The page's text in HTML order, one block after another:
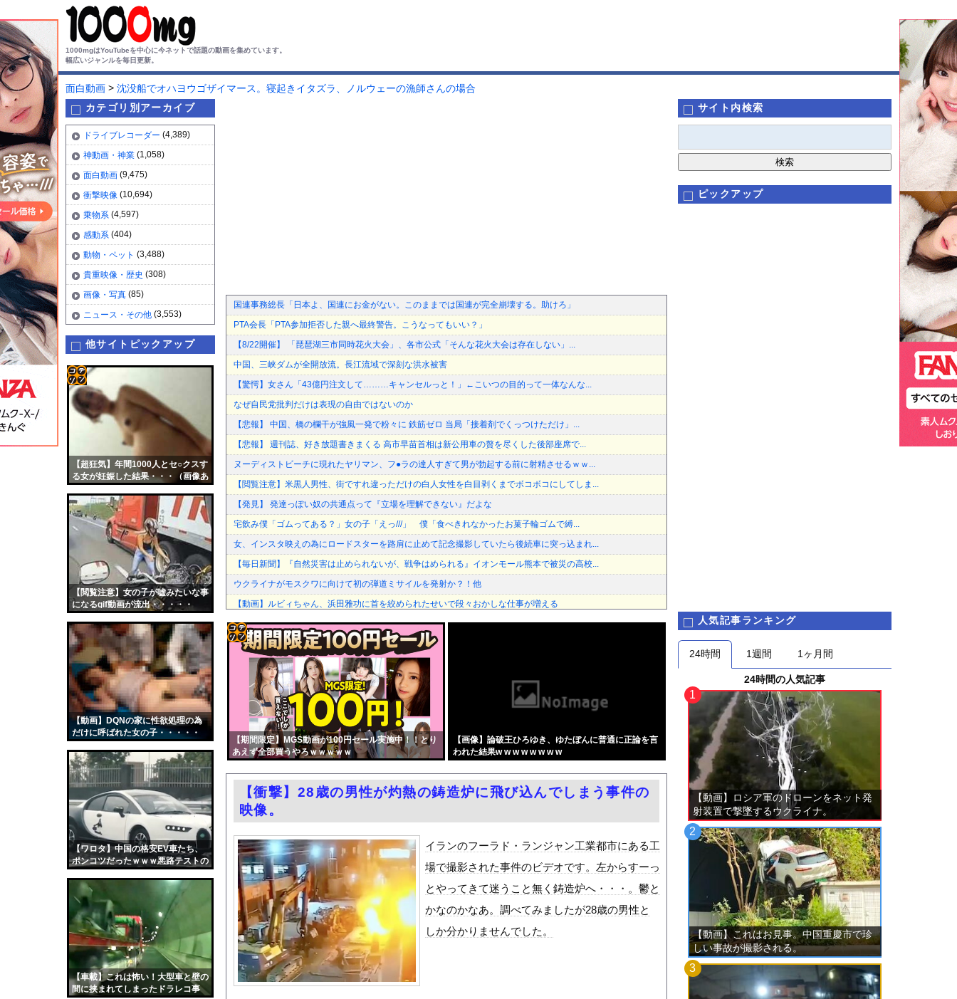
1000mgはYouTubeを中心に今ネットで話題の動画を集めています。
幅広いジャンルを毎日更新。
面白動画 > 沈没船でオハヨウゴザイマース。寝起きイタズラ、ノルウェーの漁師さんの場合
カテゴリ別アーカイブ
ドライブレコーダー (4,389)
神動画・神業 (1,058)
面白動画 (9,475)
衝撃映像 (10,694)
乗物系 (4,597)
感動系 (404)
動物・ペット (3,488)
貴重映像・歴史 (308)
画像・写真 (85)
ニュース・その他 (3,553)
他サイトピックアップ
【超狂気】年間1000人とセ○クスす
る女が妊娠した結果・・・（画像あ
【閲覧注意】女の子が嘘みたいな事
になるgif動画が流出・・・・・
【動画】DQNの家に性欲処理の為
だけに呼ばれた女の子・・・・・
【ワロタ】中国の格安EV車たち、
ポンコツだったｗｗｗ悪路テストの
【車載】これは怖い！大型車と壁の
間に挟まれてしまったドラレコ事
コテ
リン
定リ
ンク
自動
更新
ツー
ル
国連事務総長「日本よ、国連にお金がない。このままでは国連が完全崩壊する。助けろ」
PTA会長「PTA参加拒否した親へ最終警告。こうなってもいい？」
【8/22開催】 「琵琶湖三市同時花火大会」、各市公式「そんな花火大会は存在しない」...
中国、三峡ダムが全開放流。長江流域で深刻な洪水被害
【驚愕】女さん「43億円注文して………キャンセルっと！」←こいつの目的って一体なんな...
なぜ自民党批判だけは表現の自由ではないのか
【悲報】 中国、橋の欄干が強風一発で粉々に 鉄筋ゼロ 当局「接着剤でくっつけただけ」...
【悲報】 週刊誌、好き放題書きまくる 高市早苗首相は新公用車の贅を尽くした後部座席で...
ヌーディストビーチに現れたヤリマン、フ●ラの達人すぎて男が勃起する前に射精させるｗｗ...
【閲覧注意】米黒人男性、街ですれ違っただけの白人女性を白目剥くまでボコボコにしてしま...
【発見】 発達っぽい奴の共通点って『立場を理解できない』だよな
宅飲み僕「ゴムってある？」女の子「えっ///」 僕「食べきれなかったお菓子輪ゴムで縛...
女、インスタ映えの為にロードスターを路肩に止めて記念撮影していたら後続車に突っ込まれ...
【毎日新聞】『自然災害は止められないが、戦争はめられる』イオンモール熊本で被災の高校...
ウクライナがモスクワに向けて初の弾道ミサイルを発射か？！他
【動画】ルビィちゃん、浜田雅功に首を絞められたせいで段々おかしな仕事が増える
ウクライナがモスクワに向けて初の弾道ミサイルを発射か？！
ジャンポケ斉藤に見る量刑7年の重さ、殺してしまい傷害致死罪を狙う方が量刑的には軽いと...
【画像】瞬間-26℃冷却のベルトファンが今なら4,980円ｗｗｗｗｗｗ
高市内閣の方針に反対した自民党議員9人のリストが話題に、「岩屋はどこへ行った？」との...
【長野】安曇野市と大町市で土砂崩落 山中の道路が寸断 宿泊客や登山客など計400人近...
【悲報】テレ東の若手女子アナ「国民が勝手に我々取材陣にカメラを向けるな！」→何様のつ...
女子プロレスラーさん、地上波番組で胸元ぱっくり・・・（※画像あり）
【画像】ショートスリーパー堀、ショートスリーパーでない事がバレてしまう・・・
元子役の紫堂るいの競泳水着おっぱいポロリ具合がエロい
【ニュース】韓国メディア「幻となった女性天皇。日本皇族に韓半島の男の血が入る可能性が...
エロ漫画『のの香とこーちゃん～ち〇ち〇こわい～』をrawやhitomiを使わずに無料...
BYDの軽EV「ラッコ」受注が700台超 7月販売は125台
中国「大豪雨！」三峡ダム「基礎部分破損」中国「全力放流！」台風13号「中国上陸予測」...
職場の人妻と不倫をして、ついに、、、
韓国国会、サッカー前代表監督を追及「なぜ負けたのか」
日本旅行キャンセルすべきか…1万年ぶり史上最大級の火山の兆し＝韓国の反応
うちのネコが目の前にいた。私が上に物を投げるフリをする → 猫はこうなります…
齋藤陽アナ ベルトで締め付けられる胸元！！【GIF動画あり】
【悲報】思春期の娘に「キモッ」と言われたお父さん、グレるｗｗｗｗｗｗｗ
【期間限定】MGS動画が100円セール実施中！！とり
あえず全部買うやろｗｗｗｗｗ
【画像】論破王ひろゆき、ゆたぼんに普通に正論を言
われた結果w w w w w w w w
コテ
ンク
自動
更新
【衝撃】28歳の男性が灼熱の鋳造炉に飛び込んでしまう事件の
映像。
イランのフーラド・ランジャン工業都市にある工
場で撮影された事件のビデオです。左からすーっ
とやってきて迷うこと無く鋳造炉へ・・・。鬱と
かなのかなあ。調べてみましたが28歳の男性と
しか分かりませんでした。
サイト内検索
ピックアップ
人気記事ランキング
24時間 1週間 1ヶ月間
24時間の人気記事
【動画】ロシア軍のドローンをネット発
射装置で撃墜するウクライナ。
【動画】これはお見事。中国重慶市で珍
しい事故が撮影される。